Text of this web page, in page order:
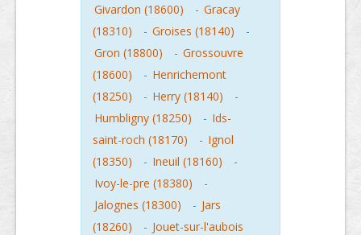
Givardon (18600)
- Gracay
(18310)
- Groises (18140)
-
Gron (18800)
- Grossouvre
(18600)
- Henrichemont
(18250)
- Herry (18140)
-
Humbligny (18250)
- Ids-
saint-roch (18170)
- Ignol
(18350)
- Ineuil (18160)
-
Ivoy-le-pre (18380)
-
Jalognes (18300)
- Jars
(18260)
- Jouet-sur-l'aubois